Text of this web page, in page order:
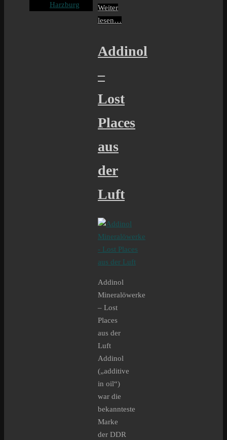
Weiter
lesen…
Addinol
–
Lost
Places
aus
der
Luft
Addinol
Mineralöwerke
– Lost
Places
aus der
Luft
Addinol
(„additive
in oil“)
war die
bekannteste
Marke
der DDR
Harzburg